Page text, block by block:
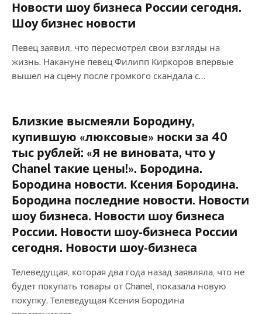
Новости шоу бизнеса России сегодня.
Шоу бизнес новости
Певец заявил, что пересмотрел свои взгляды на
жизнь. Накануне певец Филипп Киркоров впервые
вышел на сцену после громкого скандала с…
Близкие высмеяли Бородину,
купившую «люксовые» носки за 40
тыс рублей: «Я не виновата, что у
Chanel такие цены!». Бородина.
Бородина новости. Ксения Бородина.
Бородина последние новости. Новости
шоу бизнеса. Новости шоу бизнеса
России. Новости шоу-бизнеса России
сегодня. Новости шоу-бизнеса
Телеведущая, которая два года назад заявляла, что не
будет покупать товары от Chanel, показала новую
покупку. Телеведущая Ксения Бородина